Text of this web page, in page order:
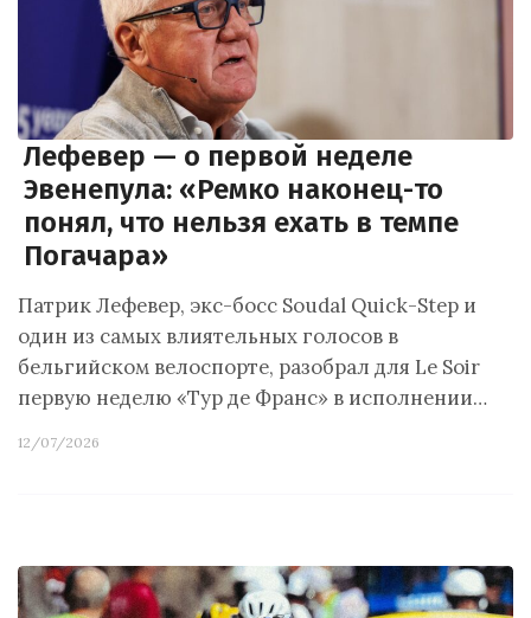
Лефевер — о первой неделе
Эвенепула: «Ремко наконец-то
понял, что нельзя ехать в темпе
Погачара»
Патрик Лефевер, экс-босс Soudal Quick-Step и
один из самых влиятельных голосов в
бельгийском велоспорте, разобрал для Le Soir
первую неделю «Тур де Франс» в исполнении…
12/07/2026